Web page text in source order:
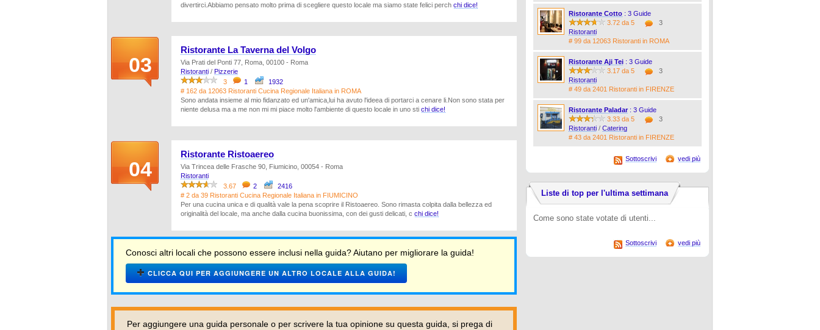
divertirci.Abbiamo pensato molto prima di scegliere questo locale ma siamo state felici perch chi dice!
03
Ristorante La Taverna del Volgo
Via Prati del Ponti 77, Roma, 00100 - Roma
Ristoranti / Pizzerie
3
1
1932
# 162 da 12063 Ristoranti Cucina Regionale Italiana in ROMA
Sono andata insieme al mio fidanzato ed un'amica,lui ha avuto l'ideea di portarci a cenare li.Non sono stata per
niente delusa ma a me non mi mi piace molto l'ambiente di questo locale in uno sti chi dice!
04
Ristorante Ristoaereo
Via Trincea delle Frasche 90, Fiumicino, 00054 - Roma
Ristoranti
3.67
2
2416
# 2 da 39 Ristoranti Cucina Regionale Italiana in FIUMICINO
Per una cucina unica e di qualità vale la pena scoprire il Ristoaereo. Sono rimasta colpita dalla bellezza ed
originalità del locale, ma anche dalla cucina buonissima, con dei gusti delicati, c chi dice!
Conosci altri locali che possono essere inclusi nella guida? Aiutano per migliorare la guida!
CLICCA QUI PER AGGIUNGERE UN ALTRO LOCALE ALLA GUIDA!
Per aggiungere una guida personale o per scrivere la tua opinione su questa guida, si prega di
Ristorante Cotto : 3 Guide
3.72 da 5
3
Ristoranti
# 99 da 12063 Ristoranti in ROMA
Ristorante Aji Tei : 3 Guide
3.17 da 5
3
Ristoranti
# 49 da 2401 Ristoranti in FIRENZE
Ristorante Paladar: 3 Guide
3.33 da 5
3
Ristoranti / Catering
# 43 da 2401 Ristoranti in FIRENZE
Sottoscrivi vedi più
Liste di top per l'ultima settimana
Come sono state votate di utenti...
Sottoscrivi vedi più